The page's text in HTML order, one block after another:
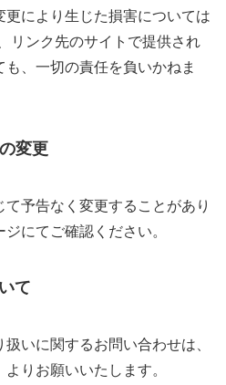
更により生じた損害については
リンク先のサイトで提供され
、一切の責任を負いかねま
変更
予告なく変更することがあり
にてご確認ください。
て
いに関するお問い合わせは、
りお願いいたします。